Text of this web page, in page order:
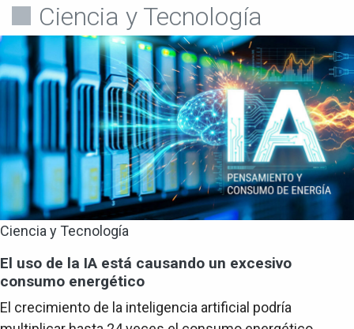
Ciencia y Tecnología
Ciencia y Tecnología
El uso de la IA está causando un excesivo
consumo energético
El crecimiento de la inteligencia artificial podría